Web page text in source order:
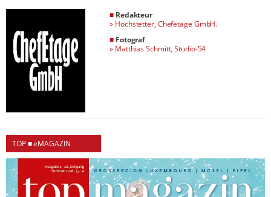
■ Redakteur
» Hochstetter, Chefetage GmbH.
■ Fotograf
» Matthias Schmitt, Studio-54
TOP ■ eMAGAZIN